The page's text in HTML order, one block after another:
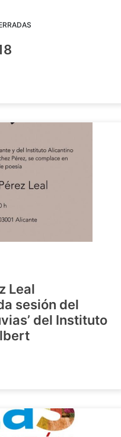
Leal
sesión del
del Instituto